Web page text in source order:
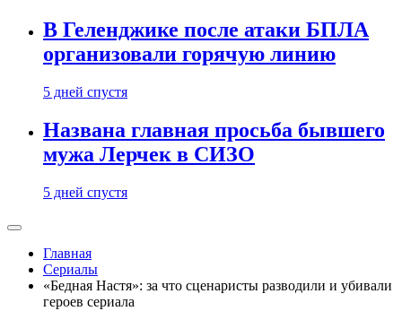
В Геленджике после атаки БПЛА
организовали горячую линию
5 дней спустя
Названа главная просьба бывшего
мужа Лерчек в СИЗО
5 дней спустя
Главная
Сериалы
«Бедная Настя»: за что сценаристы разводили и убивали
героев сериала